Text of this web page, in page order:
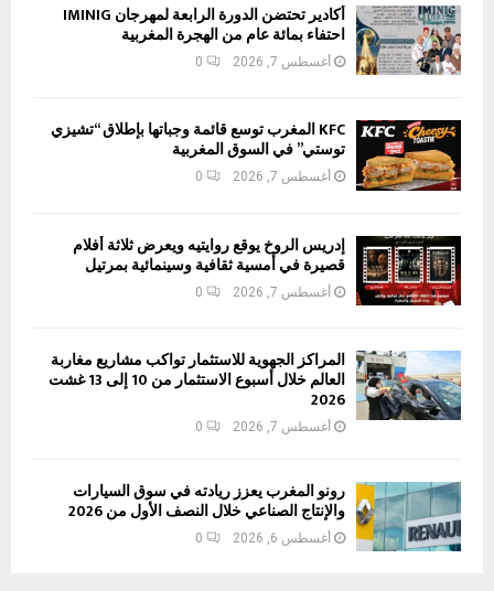
أكادير تحتضن الدورة الرابعة لمهرجان IMINIG
احتفاء بمائة عام من الهجرة المغربية
أغسطس 7, 2026 0
KFC المغرب توسع قائمة وجباتها بإطلاق “تشيزي
توستي” في السوق المغربية
أغسطس 7, 2026 0
إدريس الروخ يوقع روايتيه ويعرض ثلاثة أفلام
قصيرة في أمسية ثقافية وسينمائية بمرتيل
أغسطس 7, 2026 0
المراكز الجهوية للاستثمار تواكب مشاريع مغاربة
العالم خلال أسبوع الاستثمار من 10 إلى 13 غشت
2026
أغسطس 7, 2026 0
رونو المغرب يعزز ريادته في سوق السيارات
والإنتاج الصناعي خلال النصف الأول من 2026
أغسطس 6, 2026 0